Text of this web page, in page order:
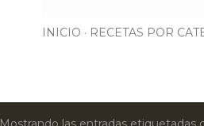
INICIO RECETAS POR